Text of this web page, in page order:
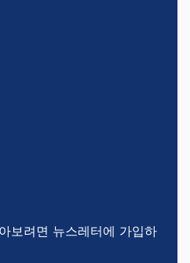
보려면 뉴스레터에 가입하